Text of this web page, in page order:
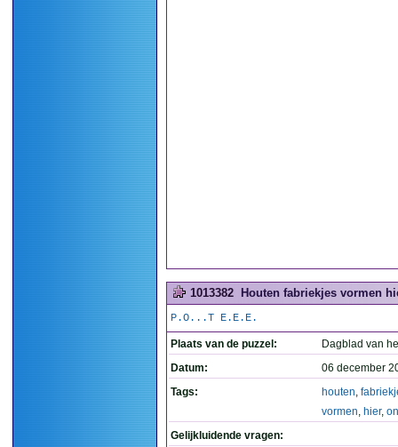
1013382 Houten fabriekjes vormen
P.O...T E.E.E.
Plaats van de puzzel:
Dagblad van
Datum:
06 december
Tags:
houten,
vormen, hier,
Gelijkluidende vragen: